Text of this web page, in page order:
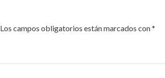
Los campos obligatorios están marcados con*